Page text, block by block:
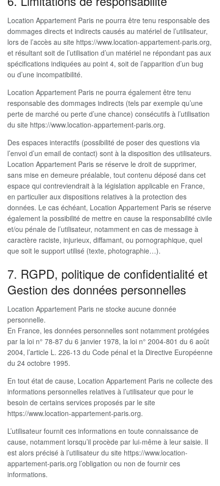
Location Appartement Paris ne pourra être tenu responsable des
dommages directs et indirects causés au matériel de l’utilisateur,
lors de l’accès au site https://www.location-appartement-paris.org,
et résultant soit de l’utilisation d’un matériel ne répondant pas aux
spécifications indiquées au point 4, soit de l’apparition d’un bug
ou d’une incompatibilité.
Location Appartement Paris ne pourra également être tenu
responsable des dommages indirects (tels par exemple qu’une
perte de marché ou perte d’une chance) consécutifs à l’utilisation
du site https://www.location-appartement-paris.org.
Des espaces interactifs (possibilité de poser des questions via
l’envoi d’un email de contact) sont à la disposition des utilisateurs.
Location Appartement Paris se réserve le droit de supprimer,
sans mise en demeure préalable, tout contenu déposé dans cet
espace qui contreviendrait à la législation applicable en France,
en particulier aux dispositions relatives à la protection des
données. Le cas échéant, Location Appartement Paris se réserve
également la possibilité de mettre en cause la responsabilité civile
et/ou pénale de l’utilisateur, notamment en cas de message à
caractère raciste, injurieux, diffamant, ou pornographique, quel
que soit le support utilisé (texte, photographie…).
7. RGPD, politique de confidentialité et
Gestion des données personnelles
Location Appartement Paris ne stocke aucune donnée
personnelle.
En France, les données personnelles sont notamment protégées
par la loi n° 78-87 du 6 janvier 1978, la loi n° 2004-801 du 6 août
2004, l’article L. 226-13 du Code pénal et la Directive Européenne
du 24 octobre 1995.
En tout état de cause, Location Appartement Paris ne collecte des
informations personnelles relatives à l’utilisateur que pour le
besoin de certains services proposés par le site
https://www.location-appartement-paris.org.
L’utilisateur fournit ces informations en toute connaissance de
cause, notamment lorsqu’il procède par lui-même à leur saisie. Il
est alors précisé à l’utilisateur du site https://www.location-
appartement-paris.org l’obligation ou non de fournir ces
informations.